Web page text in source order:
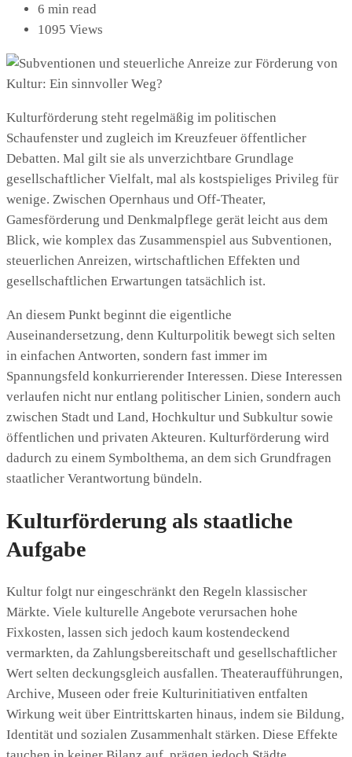
6 min read
1095 Views
Kulturförderung steht regelmäßig im politischen
Schaufenster und zugleich im Kreuzfeuer öffentlicher
Debatten. Mal gilt sie als unverzichtbare Grundlage
gesellschaftlicher Vielfalt, mal als kostspieliges Privileg für
wenige. Zwischen Opernhaus und Off-Theater,
Gamesförderung und Denkmalpflege gerät leicht aus dem
Blick, wie komplex das Zusammenspiel aus Subventionen,
steuerlichen Anreizen, wirtschaftlichen Effekten und
gesellschaftlichen Erwartungen tatsächlich ist.
An diesem Punkt beginnt die eigentliche
Auseinandersetzung, denn Kulturpolitik bewegt sich selten
in einfachen Antworten, sondern fast immer im
Spannungsfeld konkurrierender Interessen. Diese Interessen
verlaufen nicht nur entlang politischer Linien, sondern auch
zwischen Stadt und Land, Hochkultur und Subkultur sowie
öffentlichen und privaten Akteuren. Kulturförderung wird
dadurch zu einem Symbolthema, an dem sich Grundfragen
staatlicher Verantwortung bündeln.
Kulturförderung als staatliche
Aufgabe
Kultur folgt nur eingeschränkt den Regeln klassischer
Märkte. Viele kulturelle Angebote verursachen hohe
Fixkosten, lassen sich jedoch kaum kostendeckend
vermarkten, da Zahlungsbereitschaft und gesellschaftlicher
Wert selten deckungsgleich ausfallen. Theateraufführungen,
Archive, Museen oder freie Kulturinitiativen entfalten
Wirkung weit über Eintrittskarten hinaus, indem sie Bildung,
Identität und sozialen Zusammenhalt stärken. Diese Effekte